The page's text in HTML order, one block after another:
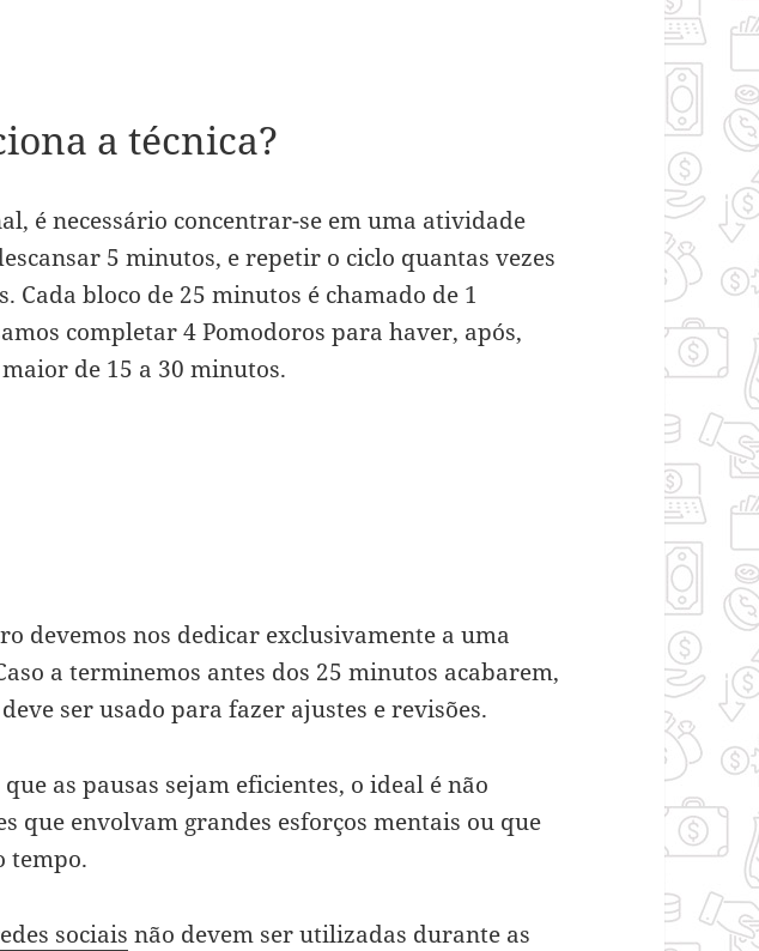
a técnica?
é necessário concentrar-se em uma atividade
5 minutos, e repetir o ciclo quantas vezes
Cada bloco de 25 minutos é chamado de 1
completar 4 Pomodoros para haver, após,
de 15 a 30 minutos.
devemos nos dedicar exclusivamente a uma
a terminemos antes dos 25 minutos acabarem,
ser usado para fazer ajustes e revisões.
as pausas sejam eficientes, o ideal é não
que envolvam grandes esforços mentais ou que
tempo.
sociais não devem ser utilizadas durante as